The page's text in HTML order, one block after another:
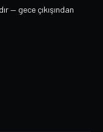
— gece çıkışından